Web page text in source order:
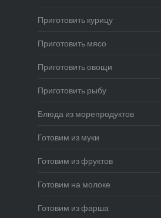
Приготовить курицу
Приготовить мясо
Приготовить овощи
Приготовить рыбу
Блюда из морепродуктов
Готовим из муки
Готовим из фруктов
Готовим на молоке
Готовим из фарша